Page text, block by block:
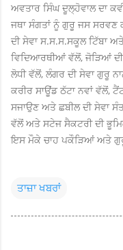
ਅਵਤਾਰ ਸਿੰਘ ਦੂਲ੍ਹੋਵਾਲ ਦਾ
ਜਥਾ ਸੰਗਤਾਂ ਨੂੰ ਗੁਰੂ ਜਸ ਸਰਵਣ
ਦੀ ਸੇਵਾ ਸ.ਸ.ਸ.ਸਕੂਲ ਟਿੱਬਾ
ਵਿਦਿਆਰਥੀਆਂ ਵੱਲੋਂ, ਜੋੜਿਆਂ ਦੀ
ਲੋਧੀ ਵੱਲੋਂ, ਲੰਗਰ ਦੀ ਸੇਵਾ ਗੁਰੂ
ਕਰੀਰ ਸਾਊਂਡ ਠੱਟਾ ਨਵਾਂ ਵੱਲੋਂ,
ਸਜਾਉਣ ਅਤੇ ਛਬੀਲ ਦੀ ਸੇਵਾ
ਵੱਲੋਂ ਅਤੇ ਸਟੇਜ ਸੈਕਟਰੀ ਦੀ
ਇਸ ਮੌਕੇ ਚਾਹ ਪਕੌੜਿਆਂ ਅਤੇ
ਤਾਜ਼ਾ ਖਬਰਾਂ